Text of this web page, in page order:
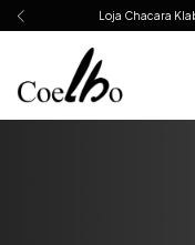
Loja Chacara